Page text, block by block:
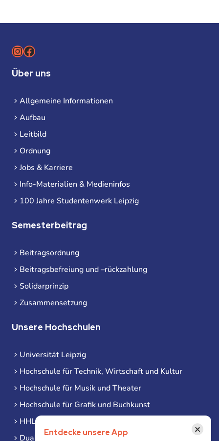
Instagram
Facebook
Über uns
Allgemeine Informationen
Aufbau
Leitbild
Ordnung
Jobs & Karriere
Info-Materialien & Medieninfos
100 Jahre Studentenwerk Leipzig
Semesterbeitrag
Beitragsordnung
Beitragsbefreiung und –rückzahlung
Solidarprinzip
Zusammensetzung
Unsere Hochschulen
Universität Leipzig
Hochschule für Technik, Wirtschaft und Kultur
Hochschule für Musik und Theater
Hochschule für Grafik und Buchkunst
HHL Leipzig
Duale Hochschule Sachsen (DHSN) am Standort
Entdecke unsere App ×